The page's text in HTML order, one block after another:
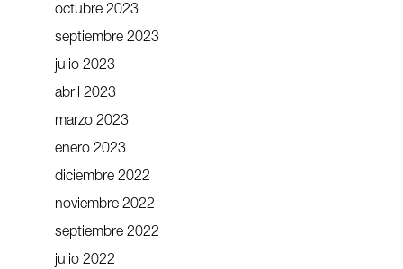
octubre 2023
septiembre 2023
julio 2023
abril 2023
marzo 2023
enero 2023
diciembre 2022
noviembre 2022
septiembre 2022
julio 2022